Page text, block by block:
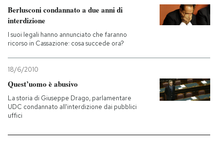
CALENDARIO
AREA PERSONALE
Entra
Berlusconi condannato a due anni di
interdizione
I suoi legali hanno annunciato che faranno
ricorso in Cassazione: cosa succede ora?
18/6/2010
Quest’uomo è abusivo
La storia di Giuseppe Drago, parlamentare
UDC condannato all'interdizione dai pubblici
uffici